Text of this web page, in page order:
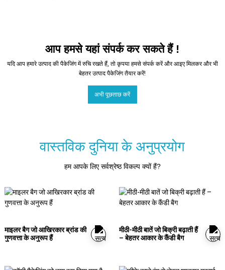
आप हमसे यहां संपर्क कर सकते हैं !
यदि आप हमारे उत्पाद की पैकेजिंग में रुचि रखते हैं, तो कृपया हमसे संपर्क करें और आइए मिलकर और भी
बेहतर उत्पाद पैकेजिंग तैयार करें!
अभी पूछताछ करें
वास्तविक दुनिया के अनुप्रयोग
हम आपके लिए सर्वश्रेष्ठ विकल्प क्यों हैं?
माइलर बैग जो आखिरकार ब्रांड की
गुणवत्ता के अनुरूप हैं
मीठी-मीठी बातें जो बिक्री बढ़ाती हैं
– बेहतर आकार के कैंडी बैग